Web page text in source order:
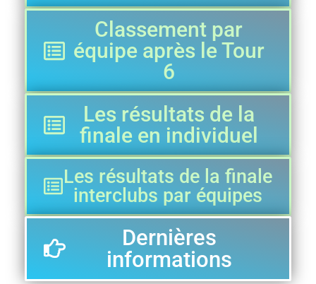
Classement par
équipe après le Tour
6
Les résultats de la
finale en individuel
Les résultats de la finale
interclubs par équipes
Dernières
informations